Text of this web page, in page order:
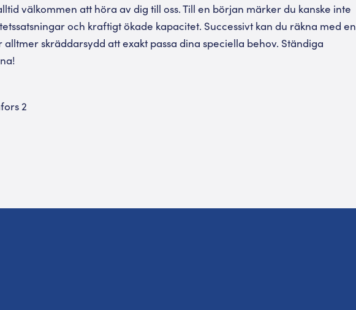
välkommen att höra av dig till oss. Till en början märker du kanske inte
och kraftigt ökade kapacitet. Successivt kan du räkna med en
skräddarsydd att exakt passa dina speciella behov. Ständiga
2